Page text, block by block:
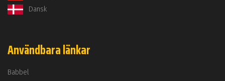
Dansk
Användbara länkar
Babbel